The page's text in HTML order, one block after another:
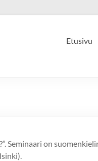
Etusivu
Seminaari on